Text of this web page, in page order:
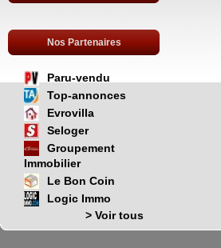
Nos Partenaires
Paru-vendu
Top-annonces
Evrovilla
Seloger
Groupement
Immobilier
Le Bon Coin
Logic Immo
> Voir tous